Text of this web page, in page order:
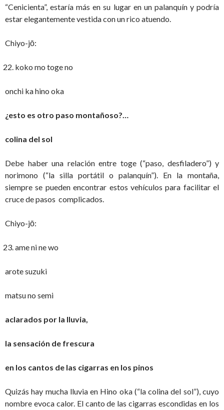
“Cenicienta”, estaría más en su lugar en un palanquín y podría
estar elegantemente vestida con un rico atuendo.
Chiyo-jō:
koko mo toge no
onchi ka hino oka
¿esto es otro paso montañoso?…
colina del sol
Debe haber una relación entre toge (“paso, desfiladero”) y
norimono (“la silla portátil o palanquín”). En la montaña,
siempre se pueden encontrar estos vehículos para facilitar el
cruce de pasos complicados.
Chiyo-jō:
ame ni ne wo
arote suzuki
matsu no semi
aclarados por la lluvia,
la sensación de frescura
en los cantos de las cigarras en los pinos
Quizás hay mucha lluvia en Hino oka (“la colina del sol”), cuyo
nombre evoca calor. El canto de las cigarras escondidas en los